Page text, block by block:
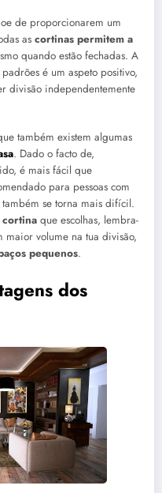
de proporcionarem um
as cortinas permitem a
quando estão fechadas. A
é um aspeto positivo,
divisão independentemente
também existem algumas
. Dado o facto de,
é mais fácil que
para pessoas com
se torna mais difícil.
que escolhas, lembra-
maior volume na tua divisão,
pequenos.
dos